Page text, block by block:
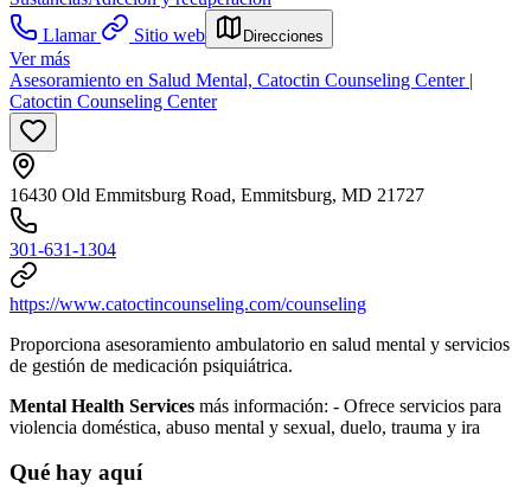
Llamar
Sitio web Direcciones
Ver más
Asesoramiento en Salud Mental, Catoctin Counseling Center |
Catoctin Counseling Center
16430 Old Emmitsburg Road, Emmitsburg, MD 21727
301-631-1304
https://www.catoctincounseling.com/counseling
Proporciona asesoramiento ambulatorio en salud mental y servicios
de gestión de medicación psiquiátrica.
Mental Health Services más información: - Ofrece servicios para
violencia doméstica, abuso mental y sexual, duelo, trauma y ira
Qué hay aquí